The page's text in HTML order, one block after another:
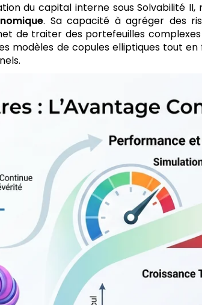
du capital interne sous Solvabilité
. Sa capacité à agréger des
traiter des portefeuilles complexes
de copules elliptiques tout